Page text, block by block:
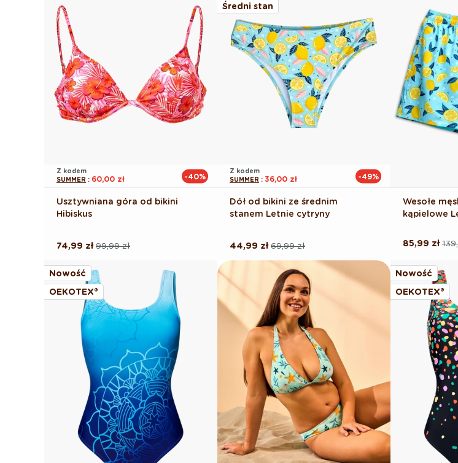
Z kodem
SUMMER : 60,00 zł -40%
Usztywniana góra od bikini
Hibiskus
Cena
99,99 zł
Cena
74,99 zł
Średni stan
Z kodem
SUMMER : 36,00 zł -49%
Dół od bikini ze średnim
stanem Letnie cytryny
Cena
69,99 zł
Cena
44,99 zł
Wesołe
kąpielowe
Cena
Cena
85,99 zł
Nowość
OEKOTEX®
Nowość
OEKOTEX®